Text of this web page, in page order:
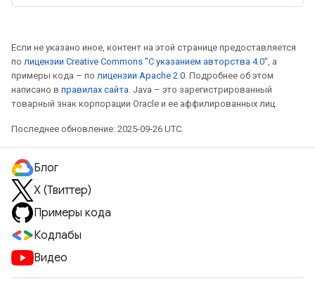
Если не указано иное, контент на этой странице предоставляется
по лицензии Creative Commons "С указанием авторства 4.0", а
примеры кода – по лицензии Apache 2.0. Подробнее об этом
написано в правилах сайта. Java – это зарегистрированный
товарный знак корпорации Oracle и ее аффилированных лиц.
Последнее обновление: 2025-09-26 UTC.
Блог
X (Твиттер)
Примеры кода
Кодлабы
Видео